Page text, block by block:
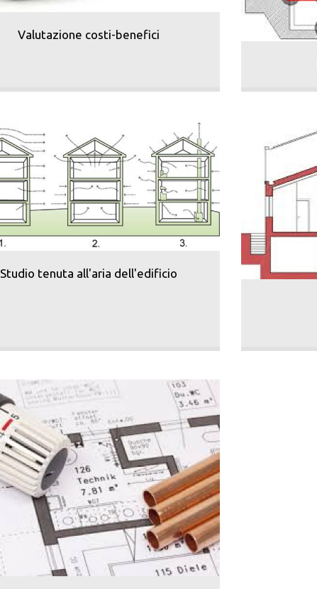
Valutazione costi-benefici
Studio tenuta all'aria dell'edificio